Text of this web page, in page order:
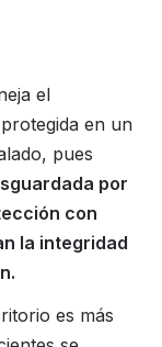
el
en un
pues
por
con
la integridad
es más